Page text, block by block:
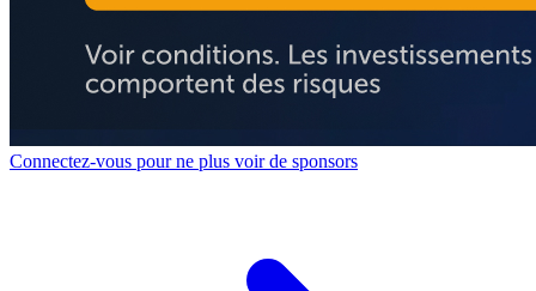
Connectez-vous pour ne plus voir de sponsors